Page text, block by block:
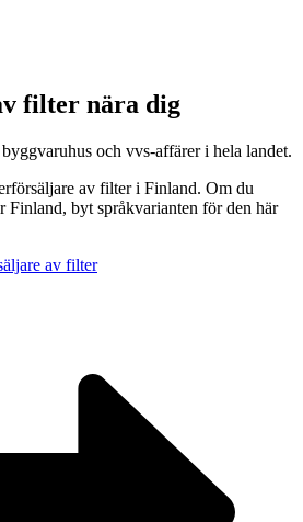
filter nära dig
och vvs-affärer i hela landet.
av filter i Finland. Om du
Finland, byt språkvarianten för den här
av filter